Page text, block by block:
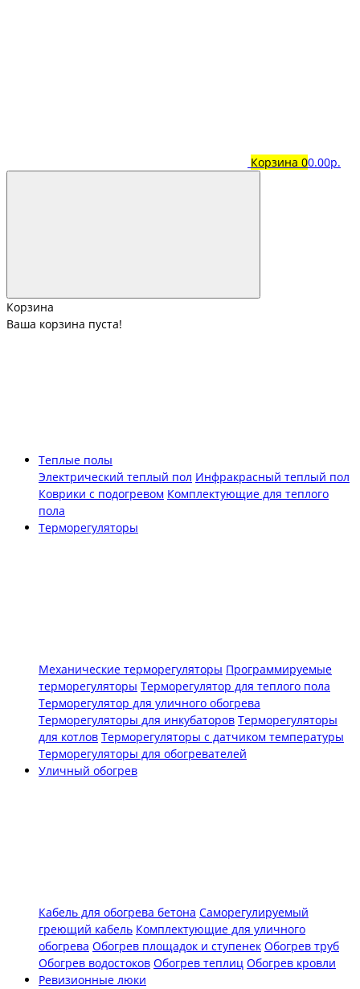
Корзина 00.00р.
Корзина
Ваша корзина пуста!
Теплые полы
Электрический теплый пол Инфракрасный теплый пол
Коврики с подогревом Комплектующие для теплого
пола
Терморегуляторы
Механические терморегуляторы Программируемые
терморегуляторы Терморегулятор для теплого пола
Терморегулятор для уличного обогрева
Терморегуляторы для инкубаторов Терморегуляторы
для котлов Терморегуляторы с датчиком температуры
Терморегуляторы для обогревателей
Уличный обогрев
Кабель для обогрева бетона Саморегулируемый
греющий кабель Комплектующие для уличного
обогрева Обогрев площадок и ступенек Обогрев труб
Обогрев водостоков Обогрев теплиц Обогрев кровли
Ревизионные люки